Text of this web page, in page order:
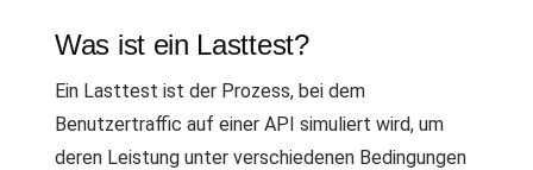
Was ist ein Lasttest?
Ein Lasttest ist der Prozess, bei dem
Benutzertraffic auf einer API simuliert wird, um
deren Leistung unter verschiedenen Bedingungen